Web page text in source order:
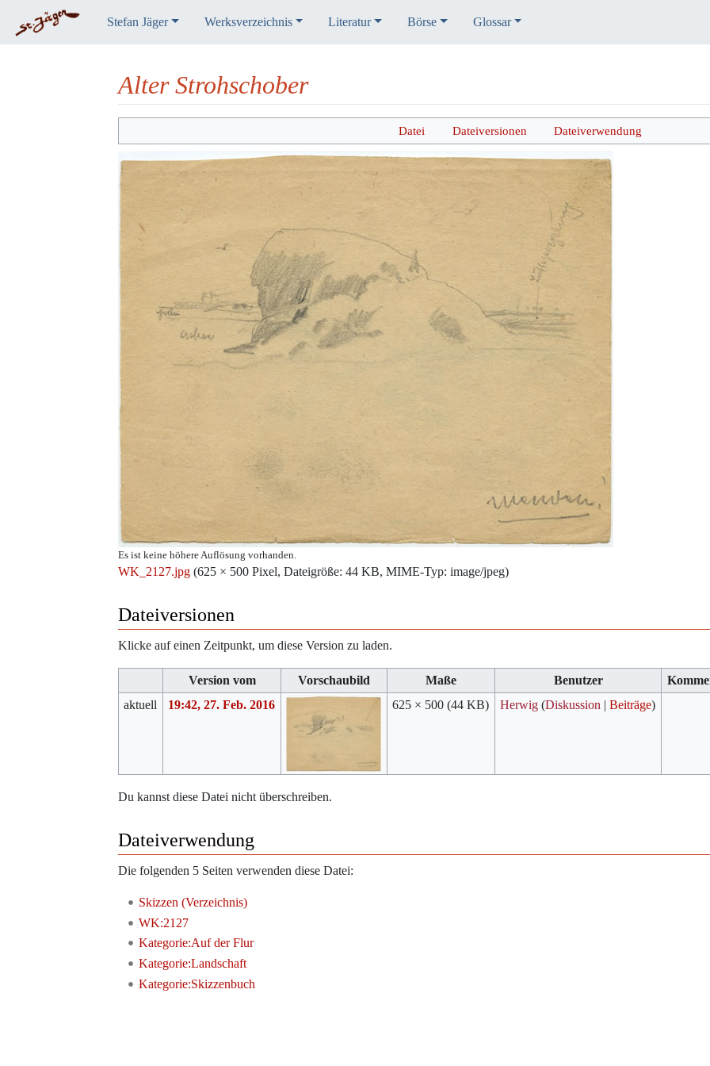
Stefan Jäger Werksverzeichnis Literatur Börse Glossar
Alter Strohschober
Datei Dateiversionen Dateiverwendung
Es ist keine höhere Auflösung vorhanden.
WK_2127.jpg (625 × 500 Pixel, Dateigröße: 44 KB, MIME-Typ: image/jpeg)
Dateiversionen
Klicke auf einen Zeitpunkt, um diese Version zu laden.
Version vom Vorschaubild Maße Benutzer
aktuell
19:42, 27. Feb. 2016 625 × 500(44 KB) Herwig (Diskussion |Beiträge)
Du kannst diese Datei nicht überschreiben.
Dateiverwendung
Die folgenden 5 Seiten verwenden diese Datei:
Skizzen (Verzeichnis)
WK:2127
Kategorie:Auf der Flur
Kategorie:Landschaft
Kategorie:Skizzenbuch